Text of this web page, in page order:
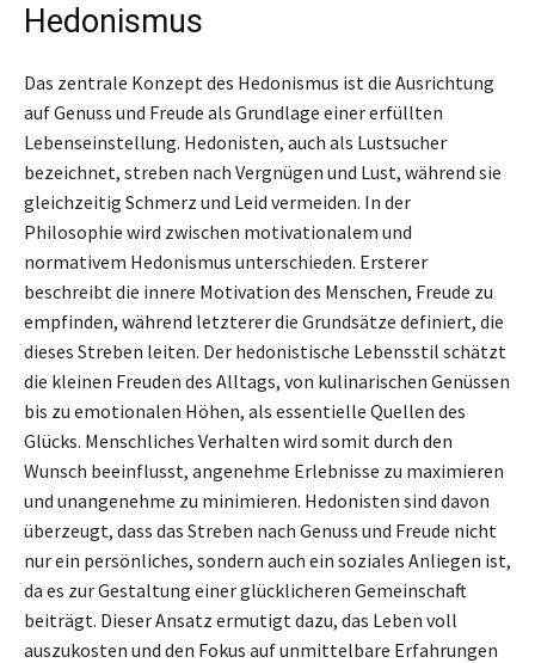
Hedonismus
Das zentrale Konzept des Hedonismus ist die Ausrichtung
auf Genuss und Freude als Grundlage einer erfüllten
Lebenseinstellung. Hedonisten, auch als Lustsucher
bezeichnet, streben nach Vergnügen und Lust, während sie
gleichzeitig Schmerz und Leid vermeiden. In der
Philosophie wird zwischen motivationalem und
normativem Hedonismus unterschieden. Ersterer
beschreibt die innere Motivation des Menschen, Freude zu
empfinden, während letzterer die Grundsätze definiert, die
dieses Streben leiten. Der hedonistische Lebensstil schätzt
die kleinen Freuden des Alltags, von kulinarischen Genüssen
bis zu emotionalen Höhen, als essentielle Quellen des
Glücks. Menschliches Verhalten wird somit durch den
Wunsch beeinflusst, angenehme Erlebnisse zu maximieren
und unangenehme zu minimieren. Hedonisten sind davon
überzeugt, dass das Streben nach Genuss und Freude nicht
nur ein persönliches, sondern auch ein soziales Anliegen ist,
da es zur Gestaltung einer glücklicheren Gemeinschaft
beiträgt. Dieser Ansatz ermutigt dazu, das Leben voll
auszukosten und den Fokus auf unmittelbare Erfahrungen